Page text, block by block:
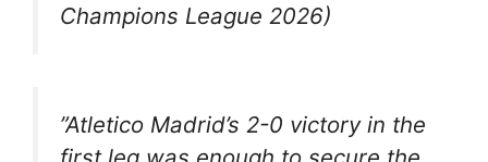
Champions League 2026)
”Atletico Madrid’s 2-0 victory in the